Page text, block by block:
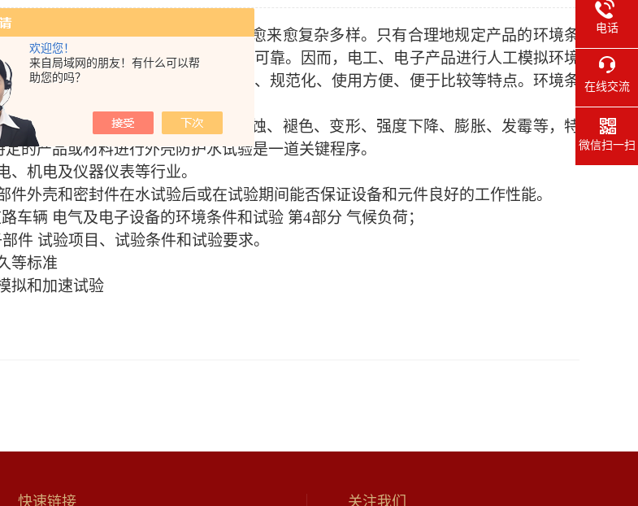
欢迎您！
来自局域网的朋友！有什么可以帮
助您的吗？
域日益广阔，所经受的环境条件也愈来愈复杂多样。只有合理地规定产品的环境条
输中免遭损坏，在使用过程中安全可靠。因而，电工、电子产品进行人工模拟环境
环境影响的科学概括，具有典型化、规范化、使用方便、便于比较等特点。环境条
格的要求。
济损失。所造成的损害主要包括腐蚀、褪色、变形、强度下降、膨胀、发霉等，特
的产品或材料进行外壳防护水试验是一道关键程序。
机电及仪器仪表等行业。
外壳和密封件在水试验后或在试验期间能否保证设备和元件良好的工作性能。
车辆 电气及电子设备的环境条件和试验 第4部分 气候负荷；
件 试验项目、试验条件和试验要求。
等标准
拟和加速试验
快速链接 关注我们
电话
在线交流
微信扫一扫